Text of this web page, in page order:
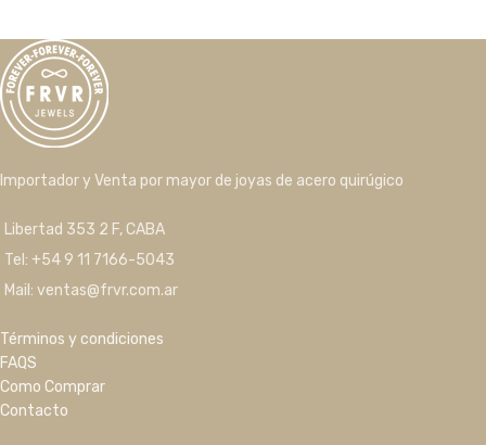
Importador y Venta por mayor de joyas de acero quirúgico
Libertad 353 2 F, CABA
Tel: +54 9 11 7166-5043
Mail: ventas@frvr.com.ar
Términos y condiciones
FAQS
Como Comprar
Contacto